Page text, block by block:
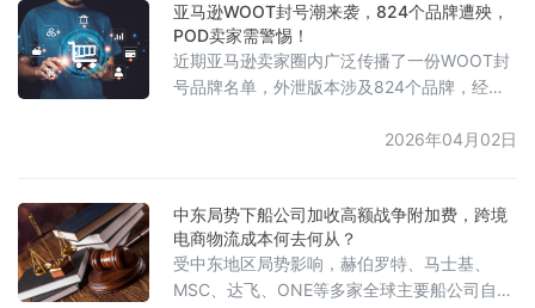
谅解备忘录，享有优惠税率，而新规将终结此
类差异化安排。征收统一“市场费”：计划对年
销售额超过300万卢布（约合人民币24.3万
元）
亚马逊WOOT封号潮来袭，824个品牌遭殃，
POD卖家需警惕！
近期亚马逊卖家圈内广泛传播了一份WOOT封
号品牌名单，外泄版本涉及824个品牌，经卖
品已下架或被清空。此次封号事件源于3月下
操作。同时，亚马逊实行品牌连坐政策，一旦
品牌旗下某个账号违规，整个品牌的所有账号
都可能被封停或资金被冻结，且多数账号无法
通过申诉恢复。业内人士透露，实际被封
2026年04月02日
中东局势下船公司加收高额战争附加费，跨境
电商物流成本何去何从？
受中东地区局势影响，赫伯罗特、马士基、
MSC、达飞、ONE等多家全球主要船公司自3